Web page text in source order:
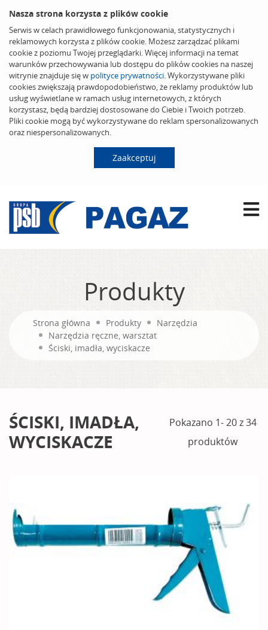
Nasza strona korzysta z plików cookie
Serwis w celach prawidłowego funkcjonowania, statystycznych i
reklamowych korzysta z plików cookie. Możesz zarządzać plikami
cookie z poziomu Twojej przeglądarki. Więcej informacji na temat
warunków przechowywania lub dostępu do plików cookies na naszej
witrynie znajduje się w polityce prywatności. Wykorzystywane pliki
cookies zwiększają prawdopodobieństwo, że reklamy produktów lub
usług wyświetlane w ramach usług internetowych, z których
korzystasz, będą bardziej dostosowane do Ciebie i Twoich potrzeb.
Pliki cookie mogą być wykorzystywane do reklam spersonalizowanych
oraz niespersonalizowanych.
Zaakceptuj
Produkty
Strona główna Produkty
Narzędzia
Narzędzia ręczne, warsztat
Ściski, imadła, wyciskacze
ŚCISKI, IMADŁA,
WYCISKACZE
Pokazano 1- 20 z 34
produktów